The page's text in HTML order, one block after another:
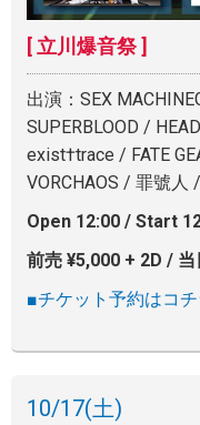
[ 立川爆音祭 ]
出演：SEX
SUPERBLOOD /
exist†trace / FATE
VORCHAOS / 罪號人
Open 12:00 / Start
前売 ¥5,000 + 2D /
■チケット予約はコチ
10/17(土)